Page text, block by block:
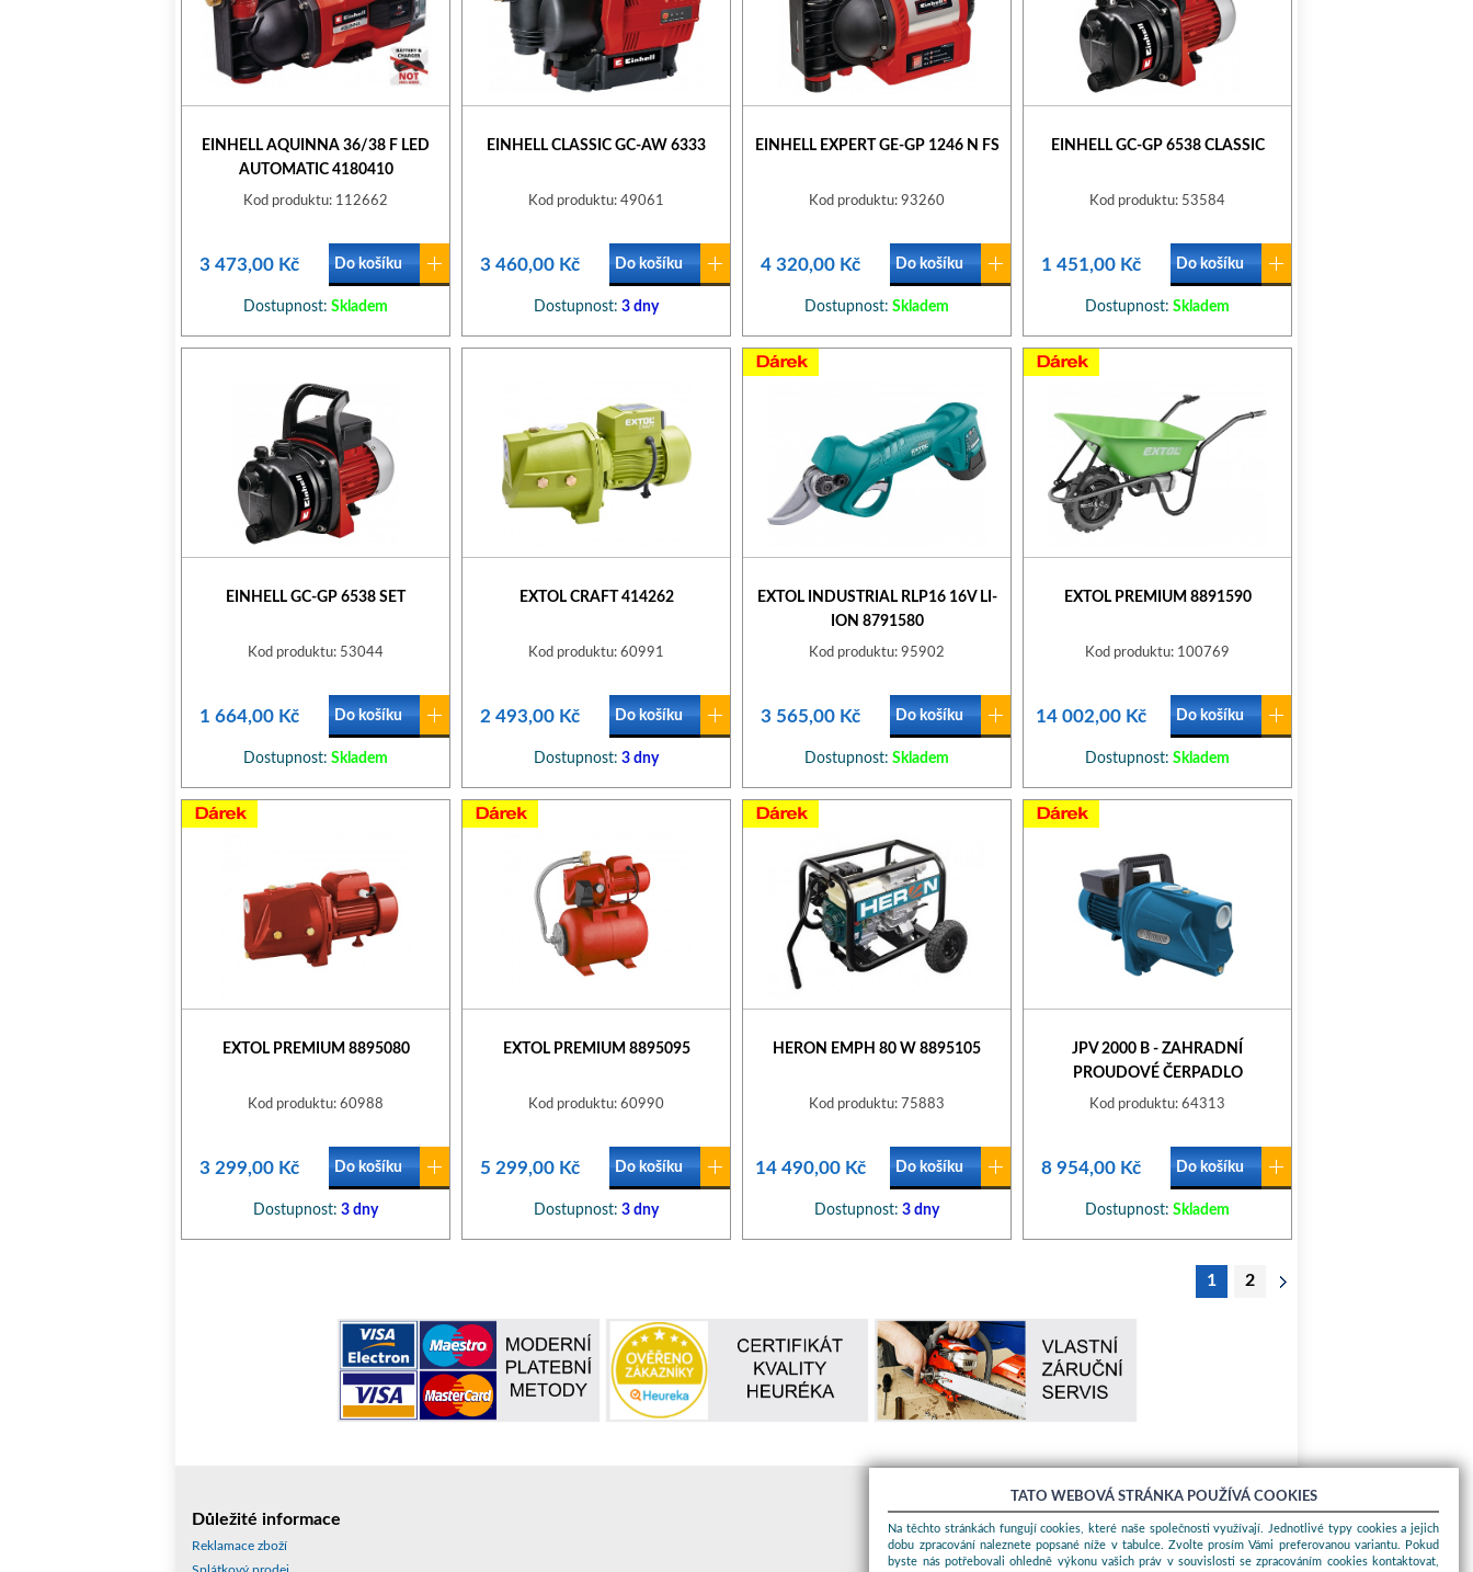
EINHELL AQUINNA 36/38 F LED
AUTOMATIC 4180410
Kod produktu: 112662
3 473,00 Kč Do košíku
Dostupnost: Skladem
EINHELL CLASSIC GC-AW 6333
Kod produktu: 49061
3 460,00 Kč Do košíku
Dostupnost: 3 dny
EINHELL EXPERT GE-GP 1246 N FS
Kod produktu: 93260
4 320,00 Kč Do košíku
Dostupnost: Skladem
EINHELL GC-GP 6538 CLASSIC
Kod produktu: 53584
1 451,00 Kč Do košíku
Dostupnost: Skladem
EINHELL GC-GP 6538 SET
Kod produktu: 53044
1 664,00 Kč Do košíku
Dostupnost: Skladem
EXTOL CRAFT 414262
Kod produktu: 60991
2 493,00 Kč Do košíku
Dostupnost: 3 dny
EXTOL INDUSTRIAL RLP16 16V LI-
ION 8791580
Kod produktu: 95902
3 565,00 Kč Do košíku
Dostupnost: Skladem
EXTOL PREMIUM 8891590
Kod produktu: 100769
14 002,00 Kč Do košíku
Dostupnost: Skladem
EXTOL PREMIUM 8895080
Kod produktu: 60988
3 299,00 Kč Do košíku
Dostupnost: 3 dny
EXTOL PREMIUM 8895095
Kod produktu: 60990
5 299,00 Kč Do košíku
Dostupnost: 3 dny
HERON EMPH 80 W 8895105
Kod produktu: 75883
14 490,00 Kč Do košíku
Dostupnost: 3 dny
JPV 2000 B - ZAHRADNÍ
PROUDOVÉ ČERPADLO
Kod produktu: 64313
8 954,00 Kč Do košíku
Dostupnost: Skladem
1 2
Důležité informace
Reklamace zboží
O nákupu
Obchodní podmínky
TATO WEBOVÁ STRÁNKA POUŽÍVÁ COOKIES
Na těchto stránkách fungují cookies, které naše společnosti využívají. Jednotlivé typy cookies a jejich
dobu zpracování naleznete popsané níže v tabulce. Zvolte prosím Vámi preferovanou variantu. Pokud
byste nás potřebovali ohledně výkonu vašich práv v souvislosti se zpracováním cookies kontaktovat,